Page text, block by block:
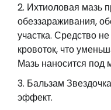
Ихтиоловая мазь
обеззараживания,
участка. Средство
кровоток, что
Мазь наносится под
Бальзам
эффект.